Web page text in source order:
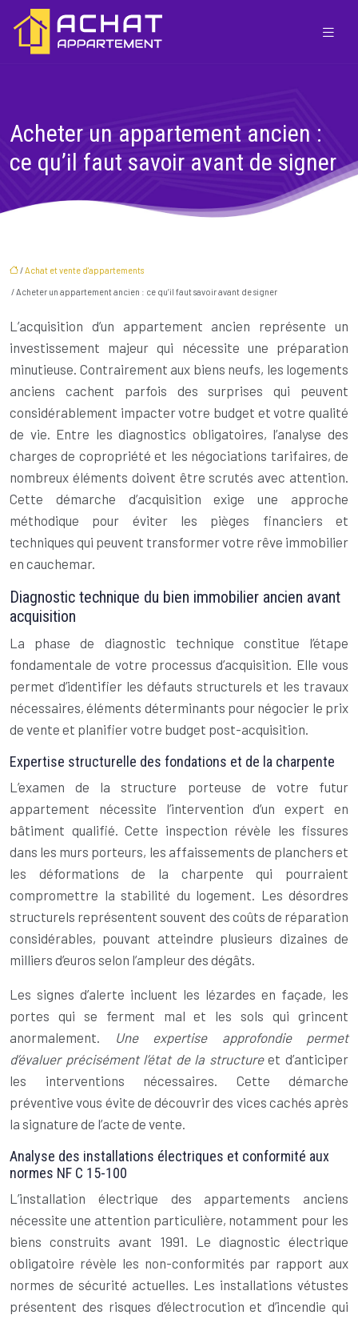
Acheter un appartement ancien :
ce qu’il faut savoir avant de signer
/Achat et vente d'appartements
/ Acheter un appartement ancien : ce qu’il faut savoir avant de signer
L’acquisition d’un appartement ancien représente un
investissement majeur qui nécessite une préparation
minutieuse. Contrairement aux biens neufs, les logements
anciens cachent parfois des surprises qui peuvent
considérablement impacter votre budget et votre qualité
de vie. Entre les diagnostics obligatoires, l’analyse des
charges de copropriété et les négociations tarifaires, de
nombreux éléments doivent être scrutés avec attention.
Cette démarche d’acquisition exige une approche
méthodique pour éviter les pièges financiers et
techniques qui peuvent transformer votre rêve immobilier
en cauchemar.
Diagnostic technique du bien immobilier ancien avant
acquisition
La phase de diagnostic technique constitue l’étape
fondamentale de votre processus d’acquisition. Elle vous
permet d’identifier les défauts structurels et les travaux
nécessaires, éléments déterminants pour négocier le prix
de vente et planifier votre budget post-acquisition.
Expertise structurelle des fondations et de la charpente
L’examen de la structure porteuse de votre futur
appartement nécessite l’intervention d’un expert en
bâtiment qualifié. Cette inspection révèle les fissures
dans les murs porteurs, les affaissements de planchers et
les déformations de la charpente qui pourraient
compromettre la stabilité du logement. Les désordres
structurels représentent souvent des coûts de réparation
considérables, pouvant atteindre plusieurs dizaines de
milliers d’euros selon l’ampleur des dégâts.
Les signes d’alerte incluent les lézardes en façade, les
portes qui se ferment mal et les sols qui grincent
anormalement.
Une expertise approfondie permet
d’évaluer précisément l’état de la structureet d’anticiper
les interventions nécessaires. Cette démarche
préventive vous évite de découvrir des vices cachés après
la signature de l’acte de vente.
Analyse des installations électriques et conformité aux
normes NF C 15-100
L’installation électrique des appartements anciens
nécessite une attention particulière, notamment pour les
biens construits avant 1991. Le diagnostic électrique
obligatoire révèle les non-conformités par rapport aux
normes de sécurité actuelles. Les installations vétustes
présentent des risques d’électrocution et d’incendie qui